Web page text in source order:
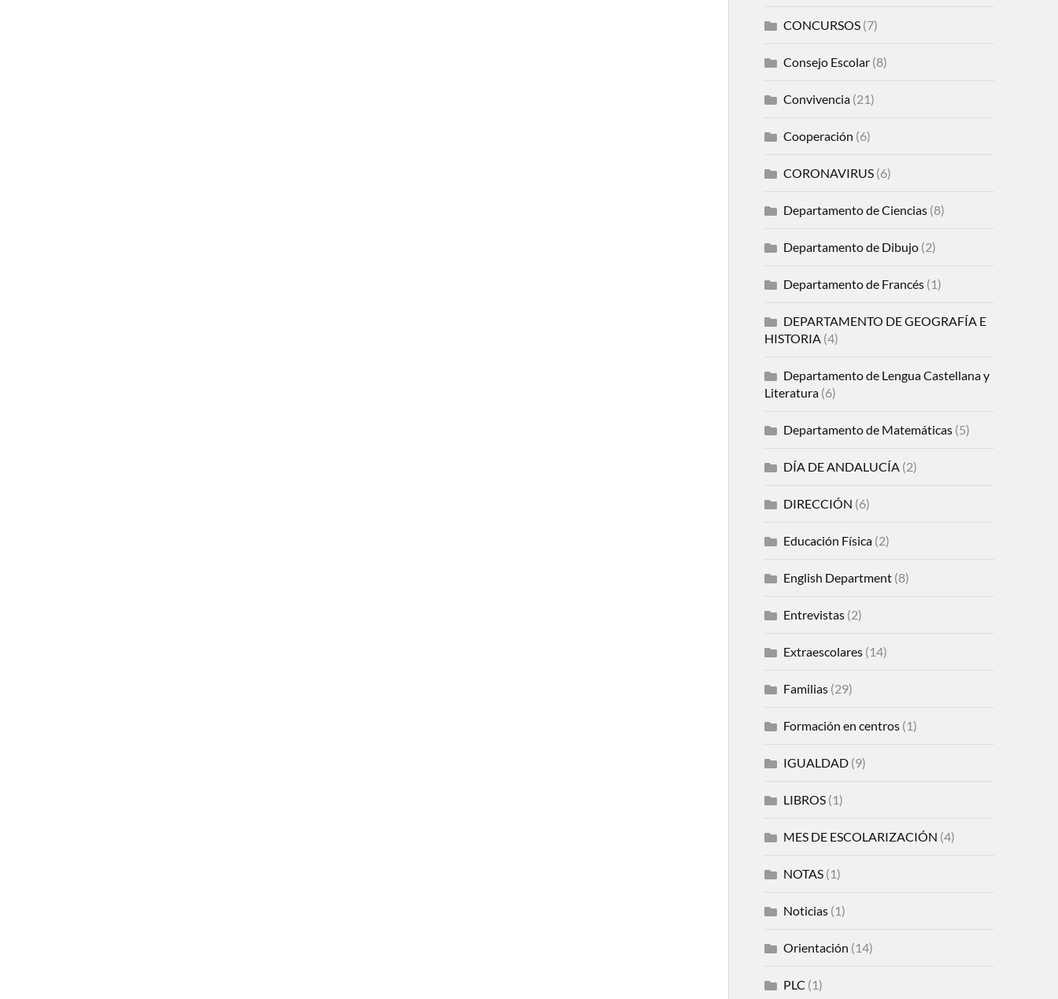
CONCURSOS(7)
Consejo Escolar(8)
Convivencia(21)
Cooperación (6)
CORONAVIRUS(6)
Departamento de Ciencias(8)
Departamento de Dibujo(2)
Departamento de Francés(1)
DEPARTAMENTO DE GEOGRAFÍA E
HISTORIA (4)
Departamento de Lengua Castellana y
Literatura(6)
Departamento de Matemáticas(5)
DÍA DE ANDALUCÍA (2)
DIRECCIÓN (6)
Educación Física(2)
English Department(8)
Entrevistas(2)
Extraescolares(14)
Familias(29)
Formación en centros(1)
IGUALDAD(9)
LIBROS(1)
MES DE ESCOLARIZACIÓN (4)
NOTAS(1)
Noticias(1)
Orientación (14)
PLC (1)